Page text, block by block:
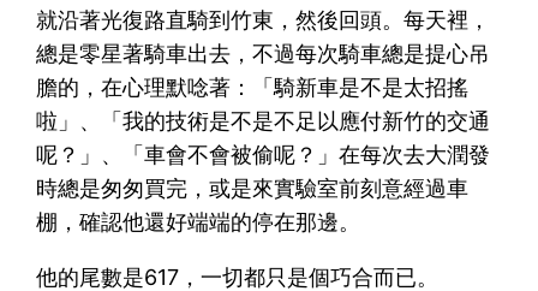
就沿著光復路直騎到竹東，然後回頭。每天裡，
總是零星著騎車出去，不過每次騎車總是提心吊
膽的，在心理默唸著：「騎新車是不是太招搖
啦」、「我的技術是不是不足以應付新竹的交通
呢？」、「車會不會被偷呢？」在每次去大潤發
時總是匆匆買完，或是來實驗室前刻意經過車
棚，確認他還好端端的停在那邊。
他的尾數是617，一切都只是個巧合而已。